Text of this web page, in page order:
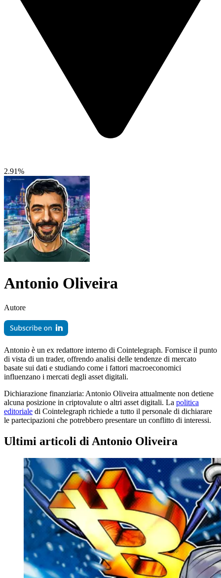
2.91%
Antonio Oliveira
Autore
Antonio è un ex redattore interno di Cointelegraph. Fornisce il punto
di vista di un trader, offrendo analisi delle tendenze di mercato
basate sui dati e studiando come i fattori macroeconomici
influenzano i mercati degli asset digitali.
Dichiarazione finanziaria: Antonio Oliveira attualmente non detiene
alcuna posizione in criptovalute o altri asset digitali. La politica
editoriale di Cointelegraph richiede a tutto il personale di dichiarare
le partecipazioni che potrebbero presentare un conflitto di interessi.
Ultimi articoli di Antonio Oliveira